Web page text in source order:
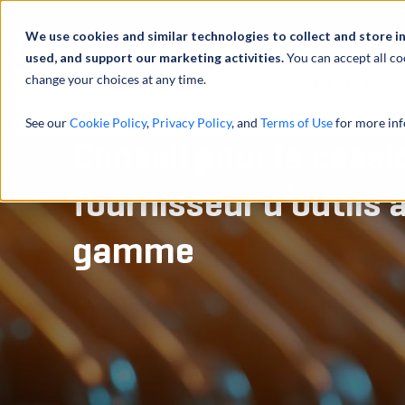
We use cookies and similar technologies to collect and store
used, and support our marketing activities.You can accept all
change your choices at any time.
See ourCookie Policy, Privacy Policy, and Terms of Usefor more
Conseil pour la
fournisseur d’outils
gamme